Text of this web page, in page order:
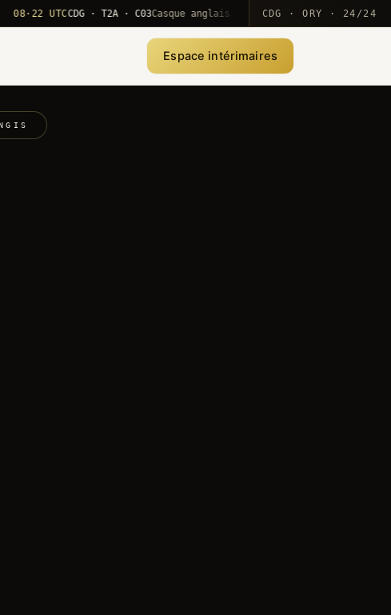
UTCCDG · T2A · C03 Casque anglais positionné · rotation MEA ·
CDG · ORY · 24/24
Espace intérimaires